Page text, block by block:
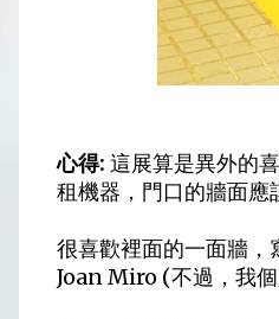
心得: 這展算是異外的
租機器，門口的牆面應
很喜歡裡面的一面牆
Joan Miro (不過，我